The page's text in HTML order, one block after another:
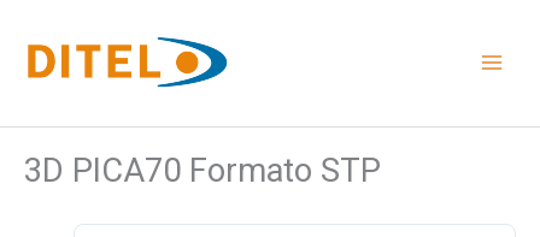
contenido
3D PICA70 Formato STP